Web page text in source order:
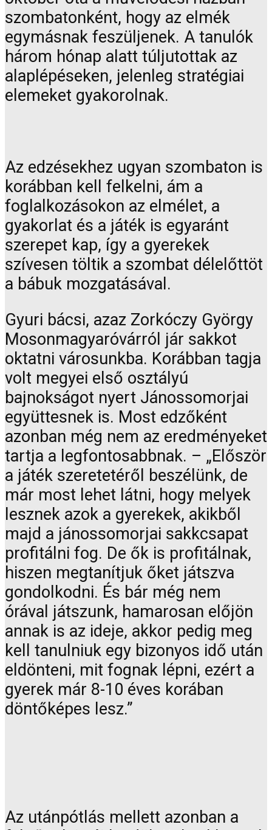
szombatonként, hogy az elmék
egymásnak feszüljenek. A tanulók
három hónap alatt túljutottak az
alaplépéseken, jelenleg stratégiai
elemeket gyakorolnak.
Az edzésekhez ugyan szombaton is
korábban kell felkelni, ám a
foglalkozásokon az elmélet, a
gyakorlat és a játék is egyaránt
szerepet kap, így a gyerekek
szívesen töltik a szombat délelőttöt
a bábuk mozgatásával.
Gyuri bácsi, azaz Zorkóczy György
Mosonmagyaróvárról jár sakkot
oktatni városunkba. Korábban tagja
volt megyei első osztályú
bajnokságot nyert Jánossomorjai
együttesnek is. Most edzőként
azonban még nem az eredményeket
tartja a legfontosabbnak. – „Először
a játék szeretetéről beszélünk, de
már most lehet látni, hogy melyek
lesznek azok a gyerekek, akikből
majd a jánossomorjai sakkcsapat
profitálni fog. De ők is profitálnak,
hiszen megtanítjuk őket játszva
gondolkodni. És bár még nem
órával játszunk, hamarosan előjön
annak is az ideje, akkor pedig meg
kell tanulniuk egy bizonyos idő után
eldönteni, mit fognak lépni, ezért a
gyerek már 8-10 éves korában
döntőképes lesz.”
Az utánpótlás mellett azonban a